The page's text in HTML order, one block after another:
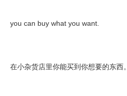
you can buy what you want.
在小杂货店里你能买到你想要的东西。